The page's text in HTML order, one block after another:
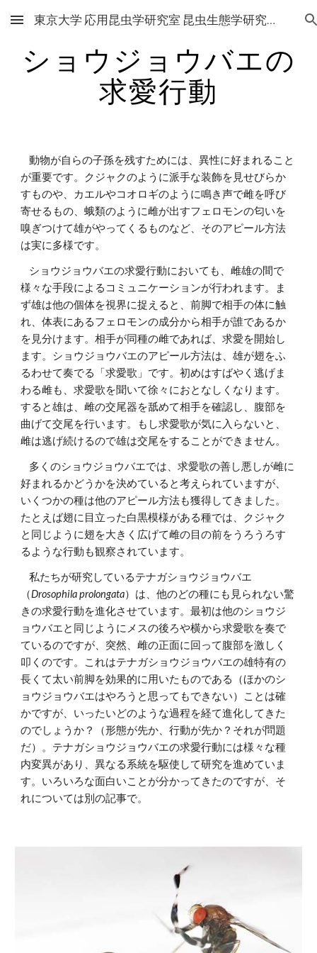
Skip to main content Skip to navigation
東京大学 応用昆虫学研究室 昆虫生態学研究グループ
ショウジョウバエの
求愛行動
    動物が自らの子孫を残すためには、異性に好まれること
が重要です。クジャクのように派手な装飾を見せびらか
すものや、カエルやコオロギのように鳴き声で雌を呼び
寄せるもの、蛾類のように雌が出すフェロモンの匂いを
嗅ぎつけて雄がやってくるものなど、そのアピール方法
は実に多様です。
様々な手段によるコミュニケーションが行われます。ま
ず雄は他の個体を視界に捉えると、前脚で相手の体に触
れ、体表にあるフェロモンの成分から相手が誰であるか
を見分けます。相手が同種の雌であれば、求愛を開始し
ます。ショウジョウバエのアピール方法は、雄が翅をふ
るわせて奏でる「求愛歌」です。初めはすばやく逃げま
わる雌も、求愛歌を聞いて徐々におとなしくなります。
すると雄は、雌の交尾器を舐めて相手を確認し、腹部を
曲げて交尾を行います。もし求愛歌が気に入らないと、
雌は逃げ続けるので雄は交尾をすることができません。
好まれるかどうかを決めていると考えられていますが、
いくつかの種は他のアピール方法も獲得してきました。
たとえば翅に目立った白黒模様がある種では、クジャク
と同じように翅を大きく広げて雌の目の前をうろうろす
るような行動も観察されています。
    私たちが研究しているテナガショウジョウバエ
（Drosophila prolongata）は、他のどの種にも見られない驚
きの求愛行動を進化させています。最初は他のショウジ
ョウバエと同じようにメスの後ろや横から求愛歌を奏で
ているのですが、突然、雌の正面に回って腹部を激しく
叩くのです。これはテナガショウジョウバエの雄特有の
長くて太い前脚を効果的に用いたものである（ほかのシ
ョウジョウバエはやろうと思ってもできない）ことは確
かですが、いったいどのような過程を経て進化してきた
のでしょうか？（形態が先か、行動が先か？それが問題
だ）。テナガショウジョウバエの求愛行動には様々な種
内変異があり、異なる系統を駆使して研究を進めていま
す。いろいろな面白いことが分かってきたのですが、そ
れについては別の記事で。